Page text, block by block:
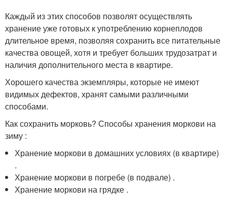
Каждый из этих способов позволят осуществлять
хранение уже готовых к употреблению корнеплодов
длительное время, позволяя сохранить все питательные
качества овощей, хотя и требует больших трудозатрат и
наличия дополнительного места в квартире.
Хорошего качества экземпляры, которые не имеют
видимых дефектов, хранят самыми различными
способами.
Как сохранить морковь? Способы хранения моркови на
зиму :
Хранение моркови в домашних условиях (в квартире)
.
Хранение моркови в погребе (в подвале) .
Хранение моркови на грядке .